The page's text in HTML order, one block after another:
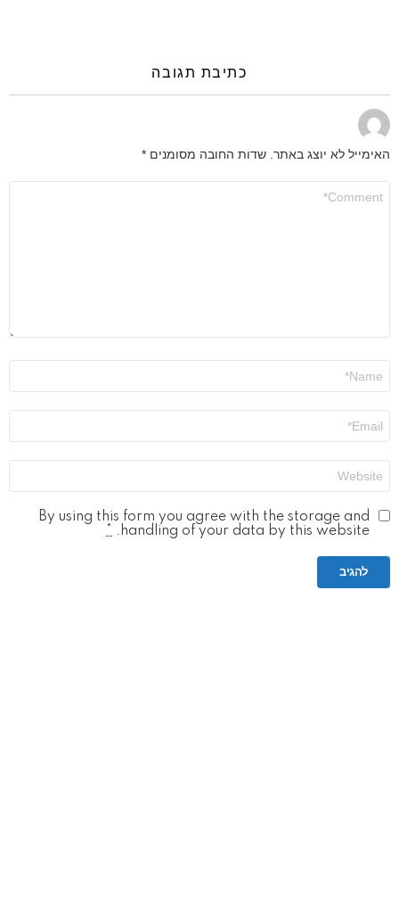
כתיבת תגובה
האימייל לא יוצג באתר. שדות החובה מסומנים *
שלך
By using this form you agree with the storage and
handling of your data by this website.